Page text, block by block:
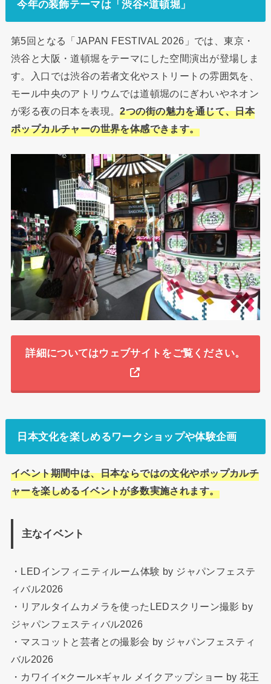
今年の装飾テーマは「渋谷×道頓堀」
第5回となる「JAPAN FESTIVAL 2026」では、東京・
渋谷と大阪・道頓堀をテーマにした空間演出が登場しま
す。入口では渋谷の若者文化やストリートの雰囲気を、
モール中央のアトリウムでは道頓堀のにぎわいやネオン
が彩る夜の日本を表現。2つの街の魅力を通じて、日本
ポップカルチャーの世界を体感できます。
詳細についてはウェブサイトをご覧ください。
日本文化を楽しめるワークショップや体験企画
イベント期間中は、日本ならではの文化やポップカルチ
ャーを楽しめるイベントが多数実施されます。
主なイベント
・LEDインフィニティルーム体験 by ジャパンフェステ
ィバル2026
・リアルタイムカメラを使ったLEDスクリーン撮影 by
ジャパンフェスティバル2026
・マスコットと芸者との撮影会 by ジャパンフェスティ
バル2026
・カワイイ×クール×ギャル メイクアップショー by 花王